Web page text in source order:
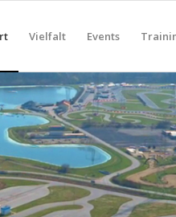
Vielfalt Events